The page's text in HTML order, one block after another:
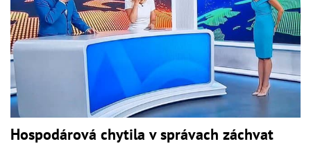
Hospodárová chytila v správach záchvat